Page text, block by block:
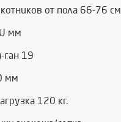
от пола 66-76 см
мм
ган 19
мм
120 кг.